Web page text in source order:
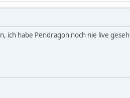
ich habe Pendragon noch nie live